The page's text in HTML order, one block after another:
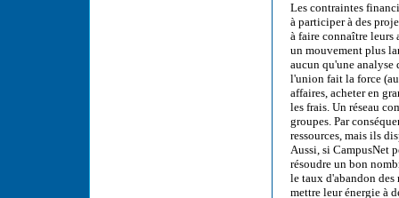
Les contraintes
à participer à des
à faire connaître leurs
un mouvement plus
aucun qu'une analyse
l'union fait la force
affaires, acheter en
les frais. Un réseau
groupes. Par
ressources, mais ils
Aussi, si CampusNet
résoudre un bon
le taux d'abandon des
mettre leur énergie à